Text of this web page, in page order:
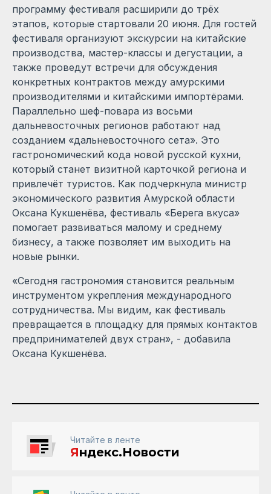
программу фестиваля расширили до трёх
этапов, которые стартовали 20 июня. Для гостей
фестиваля организуют экскурсии на китайские
производства, мастер-классы и дегустации, а
также проведут встречи для обсуждения
конкретных контрактов между амурскими
производителями и китайскими импортёрами.
Параллельно шеф-повара из восьми
дальневосточных регионов работают над
созданием «дальневосточного сета». Это
гастрономический кода новой русской кухни,
который станет визитной карточкой региона и
привлечёт туристов. Как подчеркнула министр
экономического развития Амурской области
Оксана Кукшенёва, фестиваль «Берега вкуса»
помогает развиваться малому и среднему
бизнесу, а также позволяет им выходить на
новые рынки.
«Сегодня гастрономия становится реальным
инструментом укрепления международного
сотрудничества. Мы видим, как фестиваль
превращается в площадку для прямых контактов
предпринимателей двух стран», - добавила
Оксана Кукшенёва.
Читайте в ленте
Яндекс.Новости